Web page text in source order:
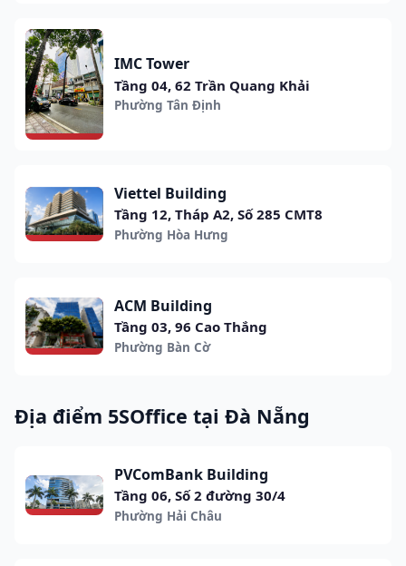
IMC Tower
Tầng 04, 62 Trần Quang Khải
Phường Tân Định
Viettel Building
Tầng 12, Tháp A2, Số 285 CMT8
Phường Hòa Hưng
ACM Building
Tầng 03, 96 Cao Thắng
Phường Bàn Cờ
Địa điểm 5SOffice tại Đà Nẵng
PVComBank Building
Tầng 06, Số 2 đường 30/4
Phường Hải Châu